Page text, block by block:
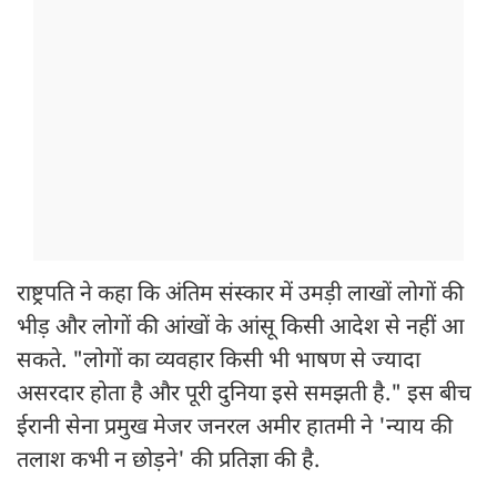
राष्ट्रपति ने कहा कि अंतिम संस्कार में उमड़ी लाखों लोगों की
भीड़ और लोगों की आंखों के आंसू किसी आदेश से नहीं आ
सकते. "लोगों का व्यवहार किसी भी भाषण से ज्यादा
असरदार होता है और पूरी दुनिया इसे समझती है." इस बीच
ईरानी सेना प्रमुख मेजर जनरल अमीर हातमी ने 'न्याय की
तलाश कभी न छोड़ने' की प्रतिज्ञा की है.